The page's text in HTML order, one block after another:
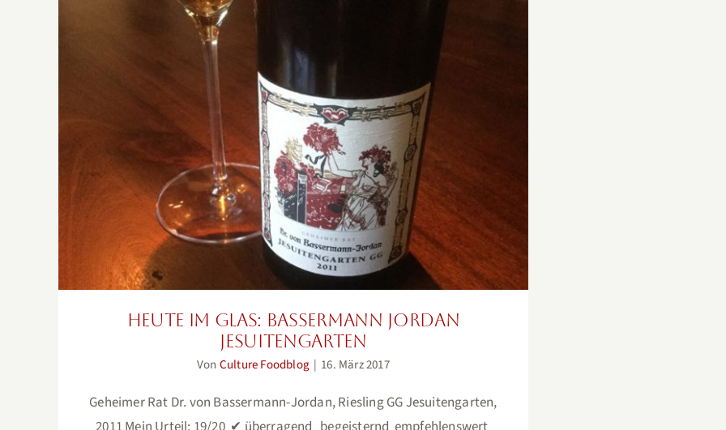
Heute im Glas: Bassermann Jordan Jesuitengarten
Heute im Glas: Bassermann Jordan
Jesuitengarten
Von Culture Foodblog | 16. März 2017
Geheimer Rat Dr. von Bassermann-Jordan, Riesling GG Jesuitengarten,